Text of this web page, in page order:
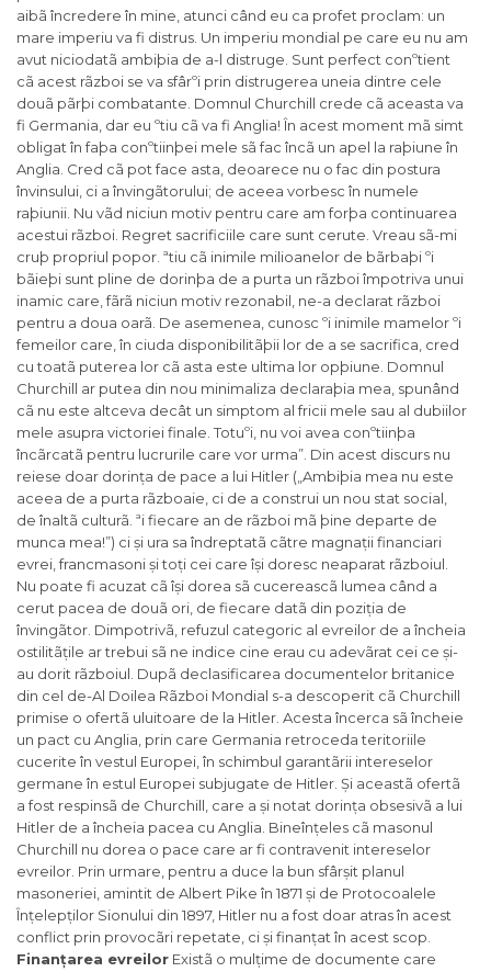
aibã încredere în mine, atunci când eu ca profet proclam: un
mare imperiu va fi distrus. Un imperiu mondial pe care eu nu am
avut niciodatã ambiþia de a-l distruge. Sunt perfect conºtient
cã acest rãzboi se va sfârºi prin distrugerea uneia dintre cele
douã pãrþi combatante. Domnul Churchill crede cã aceasta va
fi Germania, dar eu ºtiu cã va fi Anglia! În acest moment mã simt
obligat în faþa conºtiinþei mele sã fac încã un apel la raþiune în
Anglia. Cred cã pot face asta, deoarece nu o fac din postura
învinsului, ci a învingãtorului; de aceea vorbesc în numele
raþiunii. Nu vãd niciun motiv pentru care am forþa continuarea
acestui rãzboi. Regret sacrificiile care sunt cerute. Vreau sã-mi
cruþ propriul popor. ªtiu cã inimile milioanelor de bãrbaþi ºi
bãieþi sunt pline de dorinþa de a purta un rãzboi împotriva unui
inamic care, fãrã niciun motiv rezonabil, ne-a declarat rãzboi
pentru a doua oarã. De asemenea, cunosc ºi inimile mamelor ºi
femeilor care, în ciuda disponibilitãþii lor de a se sacrifica, cred
cu toatã puterea lor cã asta este ultima lor opþiune. Domnul
Churchill ar putea din nou minimaliza declaraþia mea, spunând
cã nu este altceva decât un simptom al fricii mele sau al dubiilor
mele asupra victoriei finale. Totuºi, nu voi avea conºtiinþa
încãrcatã pentru lucrurile care vor urma”. Din acest discurs nu
reiese doar dorința de pace a lui Hitler („ Ambiþia mea nu este
aceea de a purta rãzboaie, ci de a construi un nou stat social,
de înaltã culturã. ªi fiecare an de rãzboi mã þine departe de
munca mea!”) ci și ura sa îndreptatã cãtre magnații financiari
evrei, francmasoni și toți cei care își doresc neaparat rãzboiul.
Nu poate fi acuzat cã își dorea sã cucereascã lumea când a
cerut pacea de douã ori, de fiecare datã din poziția de
învingãtor. Dimpotrivã, refuzul categoric al evreilor de a încheia
ostilitãțile ar trebui sã ne indice cine erau cu adevãrat cei ce și-
au dorit rãzboiul. Dupã declasificarea documentelor britanice
din cel de-Al Doilea Rãzboi Mondial s-a descoperit cã Churchill
primise o ofertã uluitoare de la Hitler. Acesta încerca sã încheie
un pact cu Anglia, prin care Germania retroceda teritoriile
cucerite în vestul Europei, în schimbul garantãrii intereselor
germane în estul Europei subjugate de Hitler. Și aceastã ofertã
a fost respinsã de Churchill, care a și notat dorința obsesivã a lui
Hitler de a încheia pacea cu Anglia. Bineînțeles cã masonul
Churchill nu dorea o pace care ar fi contravenit intereselor
evreilor. Prin urmare, pentru a duce la bun sfârșit planul
masoneriei, amintit de Albert Pike în 1871 și de Protocoalele
Înțelepților Sionului din 1897, Hitler nu a fost doar atras în acest
conflict prin provocãri repetate, ci și finanțat în acest scop.
Finanțarea evreilor Existã o mulțime de documente care